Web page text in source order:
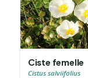
Ciste femelle
Cistus salviifolius